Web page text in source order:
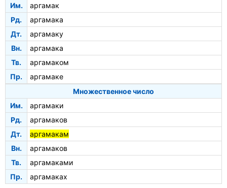
Им.
аргамак
Рд.
аргамака
Дт.
аргамаку
Вн.
аргамака
Тв.
аргамаком
Пр.
аргамаке
Множественное число
Им.
аргамаки
Рд.
аргамаков
Дт.
аргамакам
Вн.
аргамаков
Тв.
аргамаками
Пр.
аргамаках